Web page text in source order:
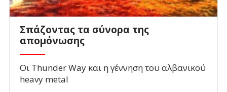
Σπάζοντας τα σύνορα της
απομόνωσης
Οι Thunder Way και η γέννηση του αλβανικού
heavy metal